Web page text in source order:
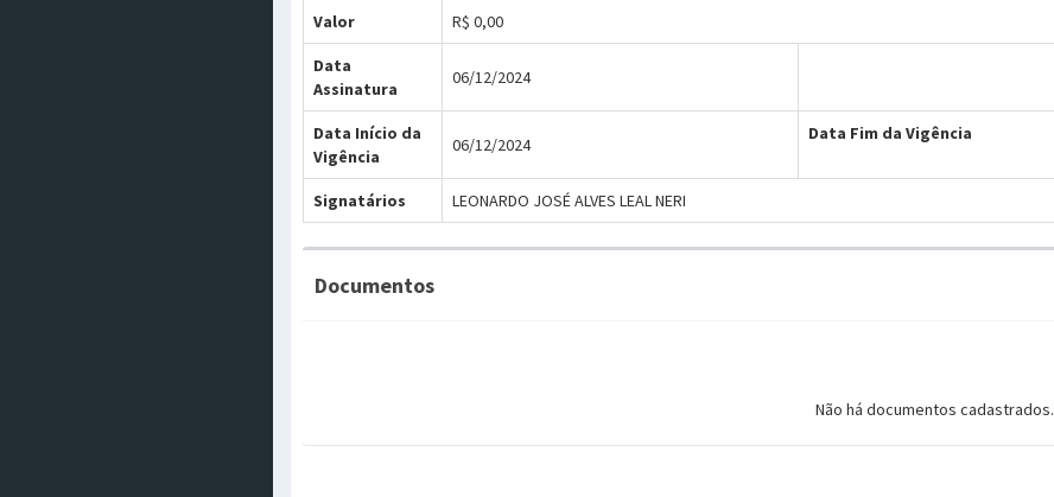
Valor R$ 0,00
Data
Assinatura
06/12/2024
Data Início da
Vigência
06/12/2024
Data Fim da Vigência
Signatários LEONARDO JOSÉ ALVES LEAL NERI
Documentos
Não há documentos cadastrados.